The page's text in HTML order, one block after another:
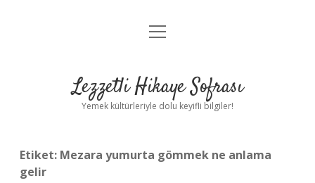
Anasayfa
Yasal Uyarı
menüyü
Lezzetli Hikaye Sofrası
Yemek kültürleriyle dolu keyifli bilgiler!
Etiket: Mezara yumurta gömmek ne anlama
gelir